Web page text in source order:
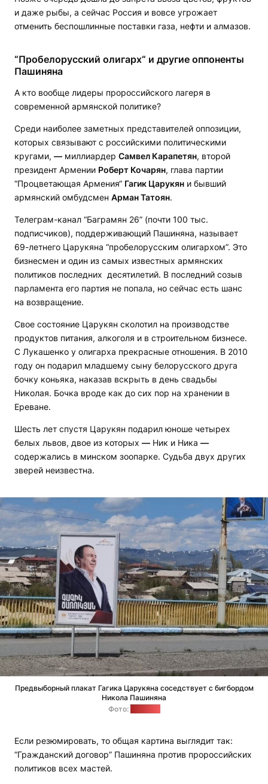
и даже рыбы, а сейчас Россия и вовсе угрожает
отменить беспошлинные поставки газа, нефти и алмазов.
“Пробелорусский олигарх“ и другие оппоненты
Пашиняна
А кто вообще лидеры пророссийского лагеря в
современной армянской политике?
Среди наиболее заметных представителей оппозиции,
которых связывают с российскими политическими
кругами, — миллиардер Самвел Карапетян, второй
президент Армении Роберт Кочарян, глава партии
“Процветающая Армения“ Гагик Царукян и бывший
армянский омбудсмен Арман Татоян.
Телеграм-канал “Баграмян 26” (почти 100 тыс.
подписчиков), поддерживающий Пашиняна, называет
69-летнего Царукяна “пробелорусским олигархом”. Это
бизнесмен и один из самых известных армянских
политиков последних десятилетий. В последний созыв
парламента его партия не попала, но сейчас есть шанс
на возвращение.
Свое состояние Царукян сколотил на производстве
продуктов питания, алкоголя и в строительном бизнесе.
С Лукашенко у олигарха прекрасные отношения. В 2010
году он подарил младшему сыну белорусского друга
бочку коньяка, наказав вскрыть в день свадьбы
Николая. Бочка вроде как до сих пор на хранении в
Ереване.
Шесть лет спустя Царукян подарил юноше четырех
белых львов, двое из которых — Ник и Ника —
содержались в минском зоопарке. Судьба двух других
зверей неизвестна.
Предвыборный плакат Гагика Царукяна соседствует с бигбордом
Никола Пашиняна
Фото:
Если резюмировать, то общая картина выглядит так:
“Гражданский договор” Пашиняна против пророссийских
политиков всех мастей.